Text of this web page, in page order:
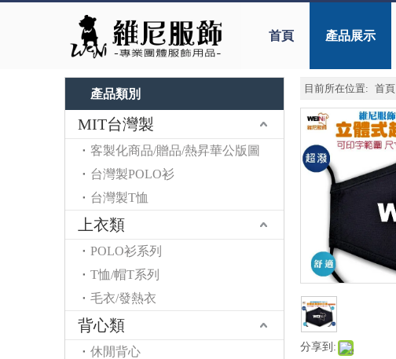
首頁 產品展示
產品類別
MIT台灣製
客製化商品/贈品/熱昇華公版圖
台灣製POLO衫
台灣製T恤
上衣類
POLO衫系列
T恤/帽T系列
毛衣/發熱衣
背心類
休閒背心
目前所在位置: 首頁
分享到: